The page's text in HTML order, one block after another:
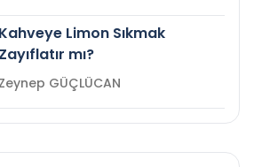
Kahveye Limon Sıkmak
Zayıflatır mı?
Zeynep GÜÇLÜCAN